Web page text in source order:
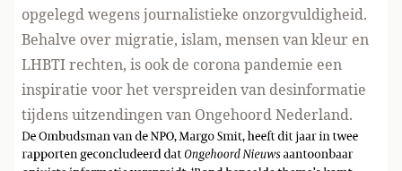
opgelegdwegens journalistieke onzorgvuldigheid.
Behalve over migratie, islam, mensen van kleur en
LHBTI rechten, is ook de corona pandemie een
inspiratie voor het verspreiden van desinformatie
tijdens uitzendingen van Ongehoord Nederland.